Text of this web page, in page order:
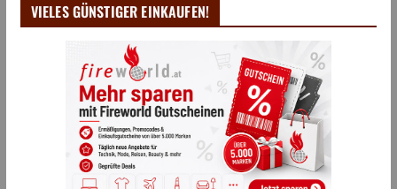
VIELES GÜNSTIGER EINKAUFEN!